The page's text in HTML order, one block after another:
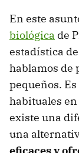
En este
biológica de
estadística
hablamos de
pequeños.
habituales
existe una
una